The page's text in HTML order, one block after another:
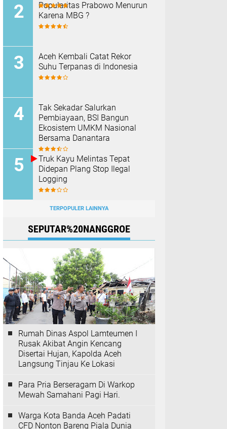
Popularitas Prabowo Menurun
Karena MBG ?
Aceh Kembali Catat Rekor
Suhu Terpanas di Indonesia
Tak Sekadar Salurkan
Pembiayaan, BSI Bangun
Ekosistem UMKM Nasional
Bersama Danantara
Truk Kayu Melintas Tepat
Didepan Plang Stop Ilegal
Logging
TERPOPULER LAINNYA
SEPUTAR%20NANGGROE
Rumah Dinas Aspol Lamteumen I
Rusak Akibat Angin Kencang
Disertai Hujan, Kapolda Aceh
Langsung Tinjau Ke Lokasi
Para Pria Berseragam Di Warkop
Mewah Samahani Pagi Hari.
Warga Kota Banda Aceh Padati
CFD Nonton Bareng Piala Dunia